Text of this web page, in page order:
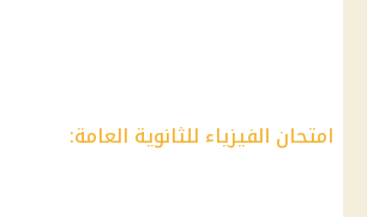
امتحان الفيزياء للثانوية العامة: